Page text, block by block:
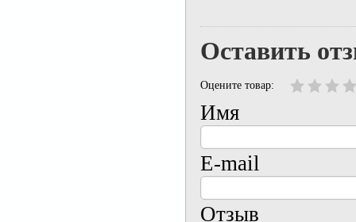
Оставить
Оцените товар:
Имя
E-mail
Отзыв